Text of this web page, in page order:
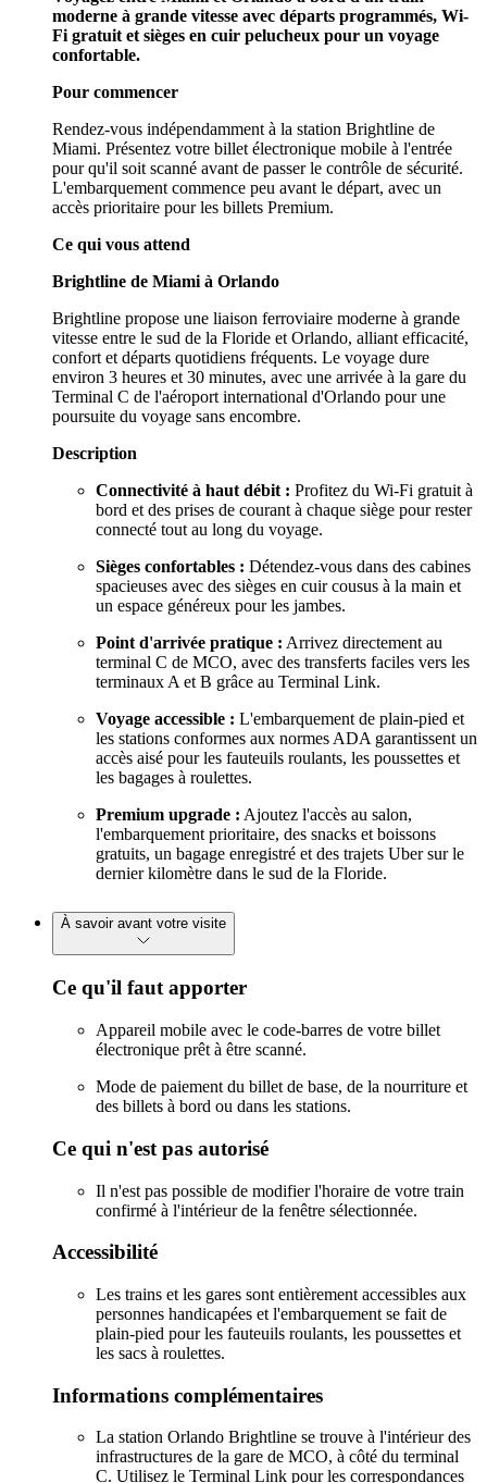
moderne à grande vitesse avec départs programmés, Wi-
Fi gratuit et sièges en cuir pelucheux pour un voyage
confortable.
Pour commencer
Rendez-vous indépendamment à la station Brightline de
Miami. Présentez votre billet électronique mobile à l'entrée
pour qu'il soit scanné avant de passer le contrôle de sécurité.
L'embarquement commence peu avant le départ, avec un
accès prioritaire pour les billets Premium.
Ce qui vous attend
Brightline de Miami à Orlando
Brightline propose une liaison ferroviaire moderne à grande
vitesse entre le sud de la Floride et Orlando, alliant efficacité,
confort et départs quotidiens fréquents. Le voyage dure
environ 3 heures et 30 minutes, avec une arrivée à la gare du
Terminal C de l'aéroport international d'Orlando pour une
poursuite du voyage sans encombre.
Description
Connectivité à haut débit : Profitez du Wi-Fi gratuit à
bord et des prises de courant à chaque siège pour rester
connecté tout au long du voyage.
Sièges confortables : Détendez-vous dans des cabines
spacieuses avec des sièges en cuir cousus à la main et
un espace généreux pour les jambes.
Point d'arrivée pratique : Arrivez directement au
terminal C de MCO, avec des transferts faciles vers les
terminaux A et B grâce au Terminal Link.
Voyage accessible : L'embarquement de plain-pied et
les stations conformes aux normes ADA garantissent un
accès aisé pour les fauteuils roulants, les poussettes et
les bagages à roulettes.
Premium upgrade : Ajoutez l'accès au salon,
l'embarquement prioritaire, des snacks et boissons
gratuits, un bagage enregistré et des trajets Uber sur le
dernier kilomètre dans le sud de la Floride.
À savoir avant votre visite
Ce qu'il faut apporter
Appareil mobile avec le code-barres de votre billet
électronique prêt à être scanné.
Mode de paiement du billet de base, de la nourriture et
des billets à bord ou dans les stations.
Ce qui n'est pas autorisé
Il n'est pas possible de modifier l'horaire de votre train
confirmé à l'intérieur de la fenêtre sélectionnée.
Accessibilité
Les trains et les gares sont entièrement accessibles aux
personnes handicapées et l'embarquement se fait de
plain-pied pour les fauteuils roulants, les poussettes et
les sacs à roulettes.
Informations complémentaires
La station Orlando Brightline se trouve à l'intérieur des
infrastructures de la gare de MCO, à côté du terminal
C. Utilisez le Terminal Link pour les correspondances